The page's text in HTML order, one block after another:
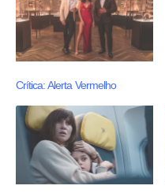
Crítica: Alerta Vermelho